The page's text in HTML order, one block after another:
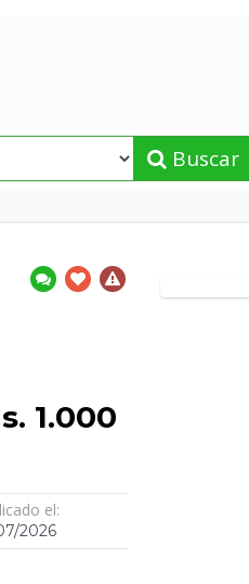
Buscar
1.000
el:
2026